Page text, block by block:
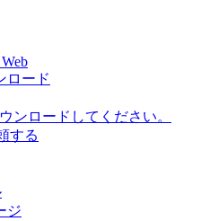
ロード
ンロードしてください。
する
ジ